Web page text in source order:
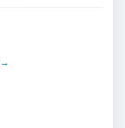
→